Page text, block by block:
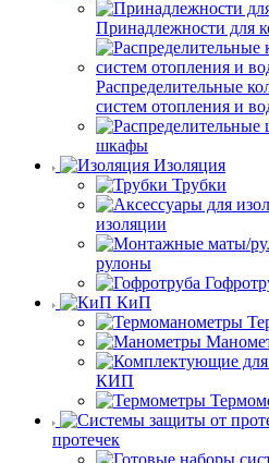
Принадлежности для
Распределительные
систем отопления и
шкафы
Изоляция
Трубки
изоляции
рулоны
КиП
КИП
протечек